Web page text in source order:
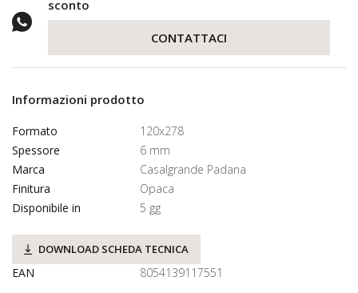
sconto
CONTATTACI
Informazioni prodotto
Formato
120x278
Spessore
6 mm
Marca
Casalgrande Padana
Finitura
Opaca
Disponibile in
5 gg
DOWNLOAD SCHEDA TECNICA
EAN 8054139117551